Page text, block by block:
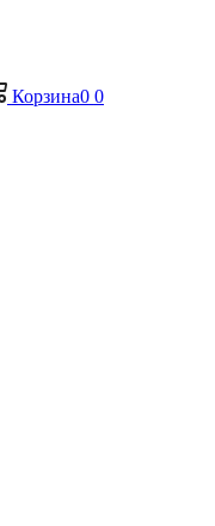
Корзина0 0